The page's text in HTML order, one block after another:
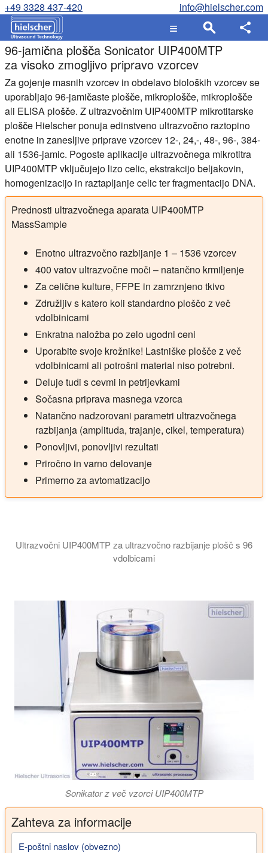
+49 3328 437-420 info@hielscher.com
96-jamična plošča Sonicator UIP400MTP
za visoko zmogljivo pripravo vzorcev
Za gojenje masnih vzorcev in obdelavo bioloških vzorcev se
uporabljajo 96-jamičaste plošče, mikroplošče, mikroplošče
ali ELISA plošče. Z ultrazvočnim UIP400MTP mikrotitarske
plošče Hielscher ponuja edinstveno ultrazvočno raztopino
enotne in zanesljive priprave vzorcev 12-, 24,-, 48-, 96-, 384-
ali 1536-jamic. Pogoste aplikacije ultrazvočnega mikrotitra
UIP400MTP vključujejo lizo celic, ekstrakcijo beljakovin,
homogenizacijo in raztapljanje celic ter fragmentacijo DNA.
Prednosti ultrazvočnega aparata UIP400MTP
MassSample
Enotno ultrazvočno razbijanje 1 – 1536 vzorcev
400 vatov ultrazvočne moči – natančno krmiljenje
Za celične kulture, FFPE in zamrznjeno tkivo
Združljiv s katero koli standardno ploščo z več
vdolbinicami
Enkratna naložba po zelo ugodni ceni
Uporabite svoje krožnike! Lastniške plošče z več
vdolbinicami ali potrošni material niso potrebni.
Deluje tudi s cevmi in petrijevkami
Sočasna priprava masnega vzorca
Natančno nadzorovani parametri ultrazvočnega
razbijanja (amplituda, trajanje, cikel, temperatura)
Ponovljivi, ponovljivi rezultati
Priročno in varno delovanje
Primerno za avtomatizacijo
Ultrazvočni UIP400MTP za ultrazvočno razbijanje plošč s 96
vdolbicami
Sonikator z več vzorci UIP400MTP
Zahteva za informacije
E-poštni naslov (obvezno)